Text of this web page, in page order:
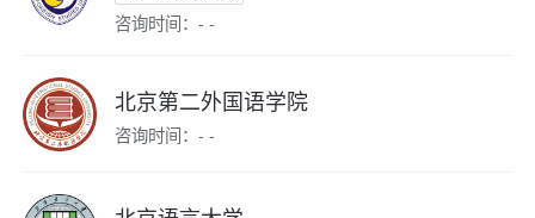
咨询时间：- -
北京第二外国语学院
咨询时间：- -